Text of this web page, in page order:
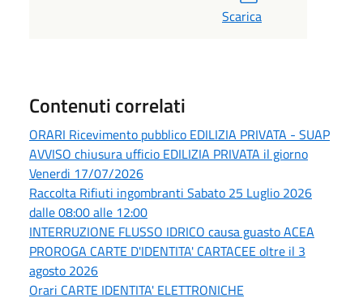
Scarica
Contenuti correlati
ORARI Ricevimento pubblico EDILIZIA PRIVATA - SUAP
AVVISO chiusura ufficio EDILIZIA PRIVATA il giorno
Venerdi 17/07/2026
Raccolta Rifiuti ingombranti Sabato 25 Luglio 2026
dalle 08:00 alle 12:00
INTERRUZIONE FLUSSO IDRICO causa guasto ACEA
PROROGA CARTE D'IDENTITA' CARTACEE oltre il 3
agosto 2026
Orari CARTE IDENTITA' ELETTRONICHE